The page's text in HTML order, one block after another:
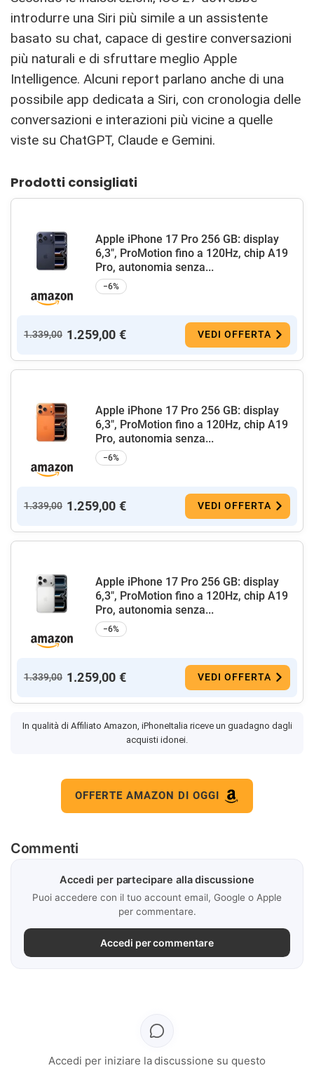
introdurre una Siri più simile a un assistente
basato su chat, capace di gestire conversazioni
più naturali e di sfruttare meglio Apple
Intelligence. Alcuni report parlano anche di una
possibile app dedicata a Siri, con cronologia delle
conversazioni e interazioni più vicine a quelle
viste su ChatGPT, Claude e Gemini.
Prodotti consigliati
Apple iPhone 17 Pro 256 GB: display
6,3", ProMotion fino a 120Hz, chip A19
Pro, autonomia senza...
−6%
1.339,00 1.259,00 € VEDI OFFERTA
Apple iPhone 17 Pro 256 GB: display
6,3", ProMotion fino a 120Hz, chip A19
Pro, autonomia senza...
−6%
1.339,00 1.259,00 € VEDI OFFERTA
Apple iPhone 17 Pro 256 GB: display
6,3", ProMotion fino a 120Hz, chip A19
Pro, autonomia senza...
−6%
1.339,00 1.259,00 € VEDI OFFERTA
In qualità di Affiliato Amazon, iPhoneItalia riceve un guadagno dagli
acquisti idonei.
OFFERTE AMAZON DI OGGI
Commenti
Accedi per partecipare alla discussione
Puoi accedere con il tuo account email, Google o Apple
per commentare.
Accedi per commentare
Accedi per iniziare la discussione su questo